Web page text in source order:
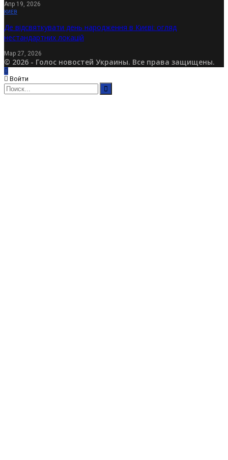
Апр 19, 2026
КИЕВ
Де відсвяткувати день народження в Києві: огляд
нестандартних локацій
Мар 27, 2026
© 2026 - Голос новостей Украины. Все права защищены.
Войти